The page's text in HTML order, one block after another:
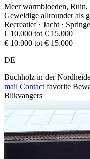
Meer warmbloeden, Ruin,
Geweldige allrounder als
Recreatief · Jacht ·
€ 10.000 tot € 15.000
€ 10.000 tot € 15.000
DE
Buchholz in der
mail Contact favorite
Blikvangers